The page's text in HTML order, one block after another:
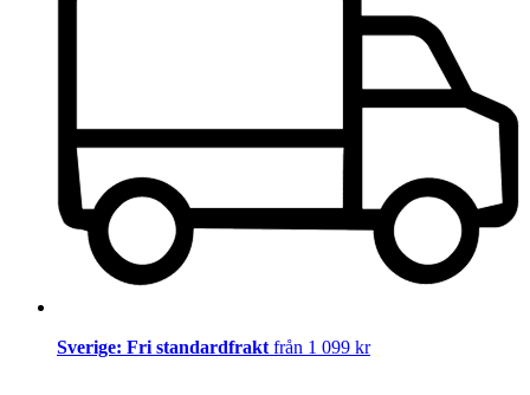
Sverige: Fri standardfrakt från 1 099 kr